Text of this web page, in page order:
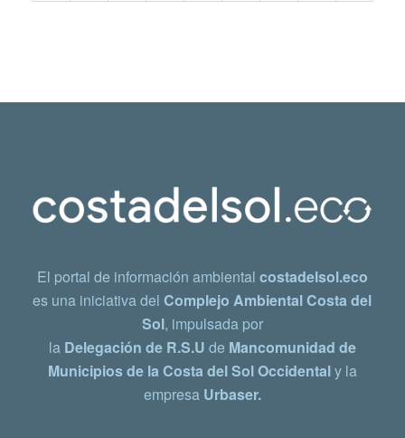
El portal de información ambiental costadelsol.eco
es una iniciativa delComplejo Ambiental Costa del
Sol, impulsada por
la Delegación de R.S.U de Mancomunidad de
Municipios de la Costa del Sol Occidentaly la
empresa Urbaser.